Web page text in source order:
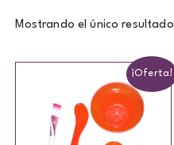
Mostrando el único resultado
¡Oferta!